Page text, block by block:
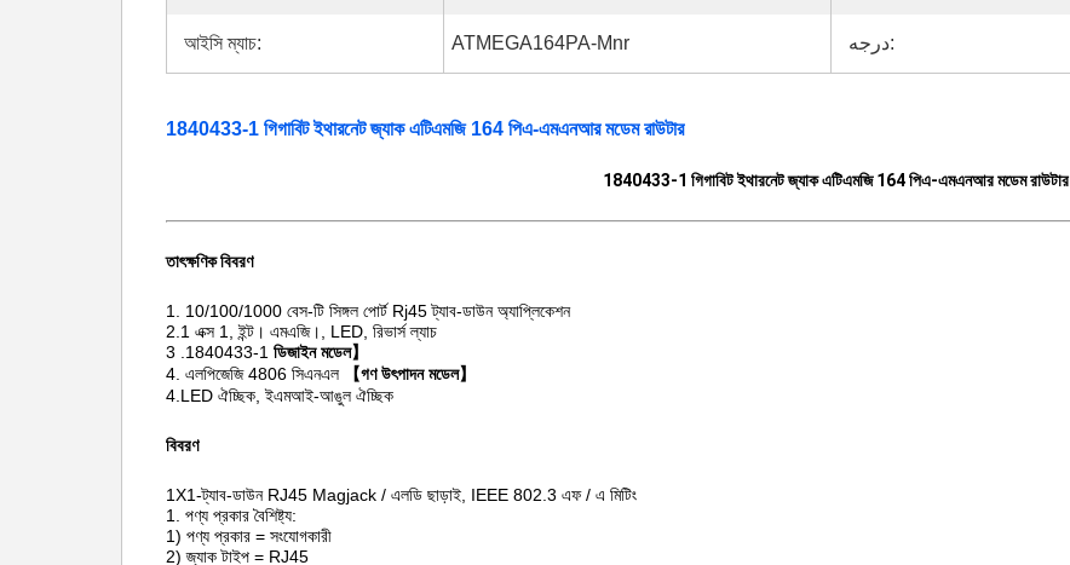
আইসি ম্যাচ: ATMEGA164PA-Mnr درجه:
1840433-1 গিগাবিট ইথারনেট জ্যাক এটিএমজি 164 পিএ-এমএনআর মডেম রাউটার
1840433-1 গিগাবিট ইথারনেট জ্যাক এটিএমজি 164 পিএ-এমএনআর মডেম রাউটার
তাৎক্ষণিক বিবরণ
1. 10/100/1000 বেস-টি সিঙ্গল পোর্ট Rj45 ট্যাব-ডাউন অ্যাপ্লিকেশন
2.1 এক্স 1, ইন্ট। এমএজি।, LED, রিভার্স ল্যাচ
3 .1840433-1 ডিজাইন মডেল】
4. এলপিজেজি 4806 সিএনএল
【গণ উৎপাদন মডেল】
4.LED ঐচ্ছিক, ইএমআই-আঙুল ঐচ্ছিক
বিবরণ
1X1-ট্যাব-ডাউন RJ45 Magjack / এলডি ছাড়াই, IEEE 802.3 এফ / এ মিটিং
1. পণ্য প্রকার বৈশিষ্ট্য:
1) পণ্য প্রকার = সংযোগকারী
2) জ্যাক টাইপ = RJ45